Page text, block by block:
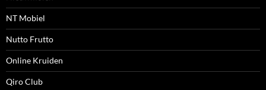
NT Mobiel
Nutto Frutto
Online Kruiden
Qiro Club